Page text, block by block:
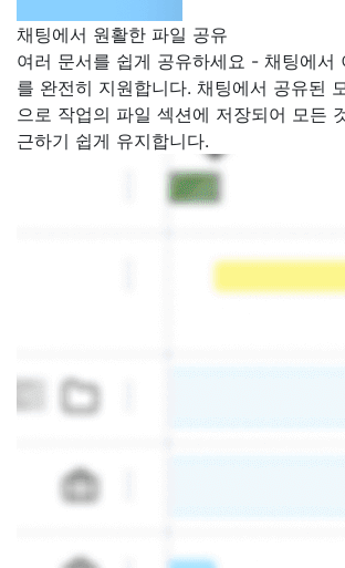
채팅에서 원활한 파일 공유
여러 문서를 쉽게 공유하세요 - 채팅에서
를 완전히 지원합니다. 채팅에서 공유된
으로 작업의 파일 섹션에 저장되어 모든
근하기 쉽게 유지합니다.